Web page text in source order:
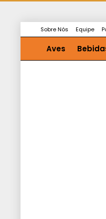
Sobre Nós Equipe
Aves